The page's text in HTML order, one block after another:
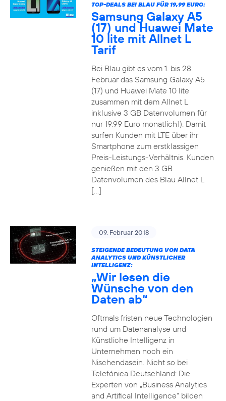
TOP-DEALS BEI BLAU FÜR 19,99 EURO:
Samsung Galaxy A5
(17) und Huawei Mate
10 lite mit Allnet L
Tarif
Bei Blau gibt es vom 1. bis 28.
Februar das Samsung Galaxy A5
(17) und Huawei Mate 10 lite
zusammen mit dem Allnet L
inklusive 3 GB Datenvolumen für
nur 19,99 Euro monatlich1). Damit
surfen Kunden mit LTE über ihr
Smartphone zum erstklassigen
Preis-Leistungs-Verhältnis. Kunden
genießen mit den 3 GB
Datenvolumen des Blau Allnet L
[…]
09. Februar 2018
STEIGENDE BEDEUTUNG VON DATA
ANALYTICS UND KÜNSTLICHER
INTELLIGENZ:
„Wir lesen die
Wünsche von den
Daten ab“
Oftmals fristen neue Technologien
rund um Datenanalyse und
Künstliche Intelligenz in
Unternehmen noch ein
Nischendasein. Nicht so bei
Telefónica Deutschland: Die
Experten von „Business Analytics
and Artifical Intelligence“ bilden